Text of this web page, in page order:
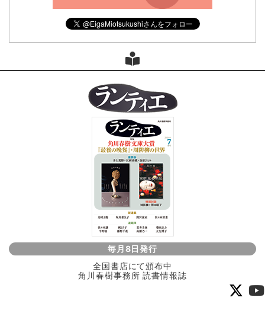
毎月8日発行
全国書店にて頒布中
角川春樹事務所 読書情報誌